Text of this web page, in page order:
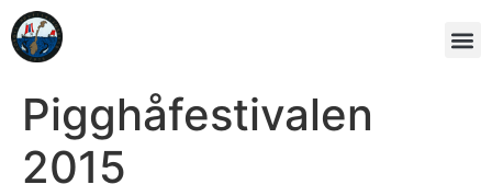
Pigghåfestivalen
2015